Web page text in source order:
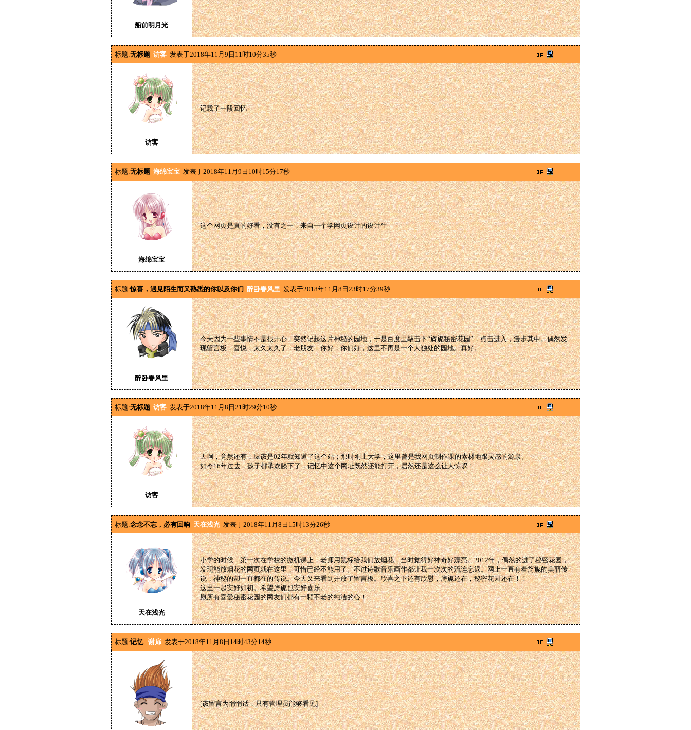
船前明月光
标题:无标题 访客 发表于2018年11月9日11时10分35秒
访客
记载了一段回忆
标题:无标题 海绵宝宝 发表于2018年11月9日10时15分17秒
海绵宝宝
这个网页是真的好看，没有之一，来自一个学网页设计的设计生
标题:惊喜，遇见陌生而又熟悉的你以及你们 醉卧春风里 发表于2018年11月8日23时17分39秒
醉卧春风里
今天因为一些事情不是很开心，突然记起这片神秘的园地，于是百度里敲击下“旖旎秘密花园”，点击进入，漫步其中。偶然发
现留言板，喜悦，太久太久了，老朋友，你好，你们好，这里不再是一个人独处的园地。真好。
标题:无标题 访客 发表于2018年11月8日21时29分10秒
访客
天啊，竟然还有；应该是02年就知道了这个站；那时刚上大学，这里曾是我网页制作课的素材地跟灵感的源泉。
如今16年过去，孩子都承欢膝下了，记忆中这个网址既然还能打开，居然还是这么让人惊叹！
标题:念念不忘，必有回响 天在浅光 发表于2018年11月8日15时13分26秒
天在浅光
小学的时候，第一次在学校的微机课上，老师用鼠标给我们放烟花，当时觉得好神奇好漂亮。2012年，偶然的进了秘密花园，
发现能放烟花的网页就在这里，可惜已经不能用了。不过诗歌音乐画作都让我一次次的流连忘返。网上一直有着旖旎的美丽传
说，神秘的却一直都在的传说。今天又来看到开放了留言板。欣喜之下还有欣慰，旖旎还在，秘密花园还在！！
这里一起安好如初。希望旖旎也安好喜乐。
愿所有喜爱秘密花园的网友们都有一颗不老的纯洁的心！
标题:记忆 谢扉 发表于2018年11月8日14时43分14秒
[该留言为悄悄话，只有管理员能够看见]